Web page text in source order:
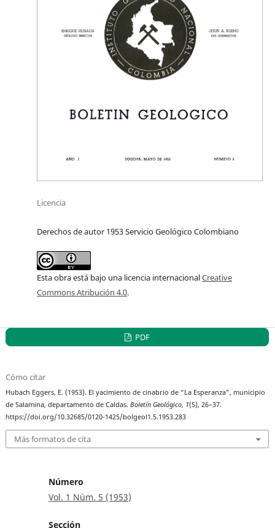
Licencia
Derechos de autor 1953 Servicio Geológico Colombiano
Esta obra está bajo una licencia internacionalCreative
Commons Atribución 4.0.
PDF
Cómo citar
Hubach Eggers, E. (1953). El yacimiento de cinabrio de “La Esperanza”, municipio
de Salamina, departamento de Caldas.Boletín Geológico, 1(5), 26–37.
https://doi.org/10.32685/0120-1425/bolgeol1.5.1953.283
Más formatos de cita
Número
Vol. 1 Núm. 5 (1953)
Sección